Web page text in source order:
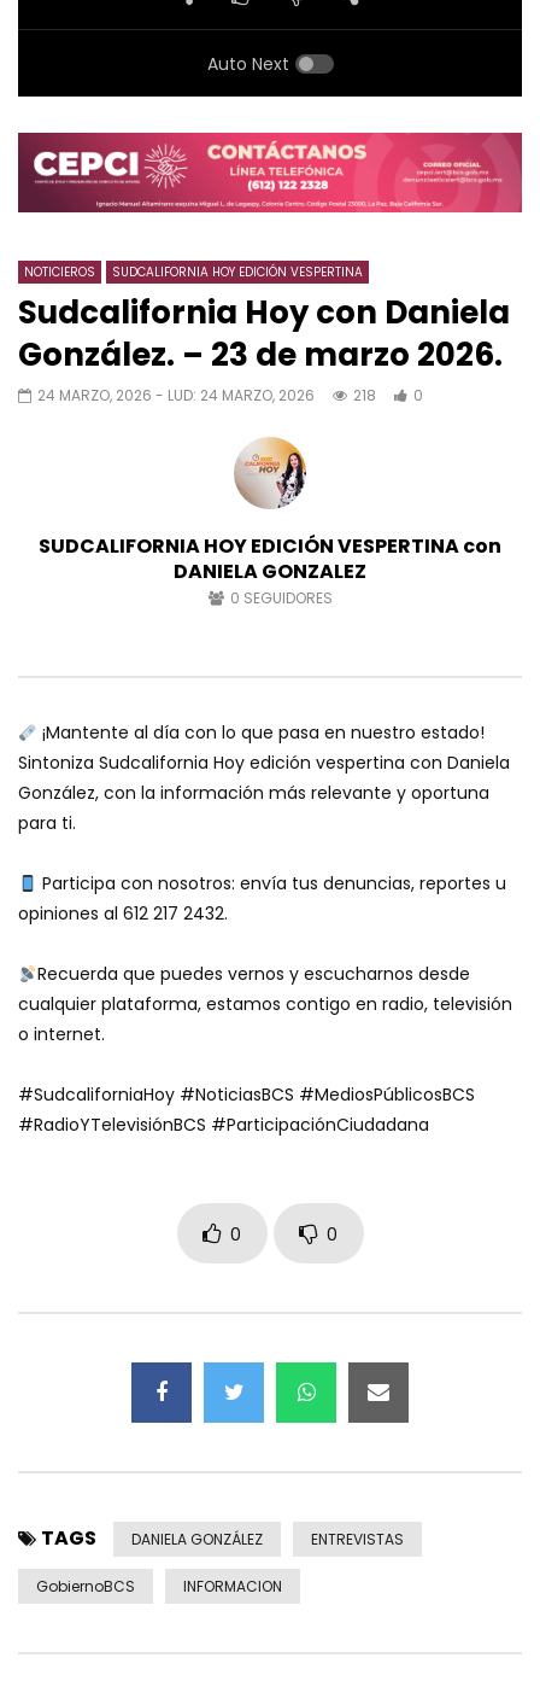
Auto Next
NOTICIEROS SUDCALIFORNIA HOY EDICIÓN VESPERTINA
Sudcalifornia Hoy con Daniela
González. – 23 de marzo 2026.
24 MARZO, 2026 - LUD: 24 MARZO, 2026 218 0
SUDCALIFORNIA HOY EDICIÓN VESPERTINA con
DANIELA GONZALEZ
0 SEGUIDORES
¡Mantente al día con lo que pasa en nuestro estado!
Sintoniza Sudcalifornia Hoy edición vespertina con Daniela
González, con la información más relevante y oportuna
para ti.
Participa con nosotros: envía tus denuncias, reportes u
opiniones al 612 217 2432.
Recuerda que puedes vernos y escucharnos desde
cualquier plataforma, estamos contigo en radio, televisión
o internet.
#SudcaliforniaHoy #NoticiasBCS #MediosPúblicosBCS
#RadioYTelevisiónBCS #ParticipaciónCiudadana
0 0
TAGS DANIELA GONZÁLEZ ENTREVISTAS
GobiernoBCS INFORMACION